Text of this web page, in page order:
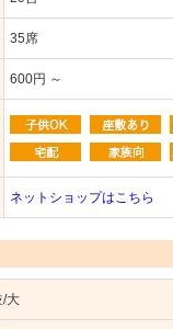
35席
600円 ～
ネットショップはこちら
大